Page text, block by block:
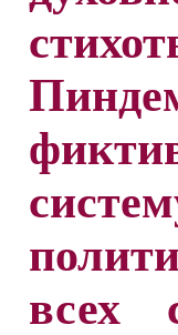
всех